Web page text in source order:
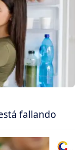
fallando